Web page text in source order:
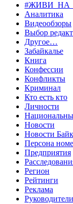
Аналитика
Видеообзоры
Выбор
Другое…
Забайкалье
Книга
Конфессии
Конфликты
Криминал
Кто есть кто
Личности
Новости
Новости
Персона
Предприятия
Регион
Рейтинги
Реклама